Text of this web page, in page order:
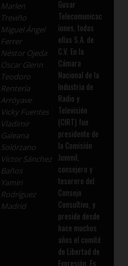
Marlen
Treviño
Miguel Ángel
Ferrer
Néstor Ojeda
Oscar Glenn
Teodoro
Rentería
Arróyave
Vicky Fuentes
Vladimir
Galeana
Solórzano
Víctor Sánchez
Baños
Yamiri
Rodríguez
Madrid
Gusar
Telecomunicac
iones, todas
ellas S.A. de
C.V. En la
Cámara
Nacional de la
Industria de
Radio y
Televisión
(CIRT) fue
presidente de
la Comisión
Juvenil,
consejero y
tesorero del
Consejo
Consultivo, y
preside desde
hace muchos
años el comité
de Libertad de
Expresión. Es